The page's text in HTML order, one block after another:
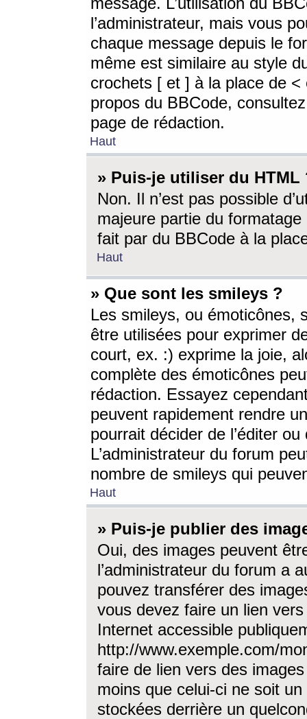
l’administrateur, mais vous
chaque message depuis le
même est similaire au style
crochets [ et ] à la place de <
propos du BBCode,
page de rédaction.
Haut
» Puis-je utiliser du HTML
Non. Il n’est pas possible
majeure partie du
fait par du BBCode à la
Haut
» Que sont les smileys ?
Les smileys, ou émoticônes,
être utilisées pour exprimer
court, ex. :) exprime la joie,
complète des émoticônes
rédaction. Essayez
peuvent rapidement rendre
pourrait décider de l’éditer
L’administrateur du forum
nombre de smileys qui
Haut
» Puis-je publier des
Oui, des images peuvent
l’administrateur du forum a
pouvez transférer des
vous devez faire un lien
Internet accessible
http://www.exemple.com/
faire de lien vers des
moins que celui-ci ne soit
stockées derrière un